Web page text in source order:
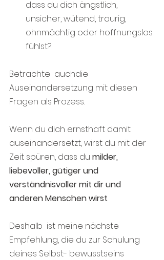
dass du dich ängstlich,
unsicher, wütend, traurig,
ohnmächtig oder hoffnungslos
fühlst?
Betrachte  auchdie
Auseinandersetzung mit diesen
Fragen als Prozess.
Wenn du dich ernsthaft damit
auseinandersetzt, wirst du mit der
Zeit spüren, dass du milder,
liebevoller, gütiger und
verständnisvoller mit dir und
anderen Menschen wirst.
Deshalb  ist meine nächste
Empfehlung, die du zur Schulung
deines Selbst- bewusstseins